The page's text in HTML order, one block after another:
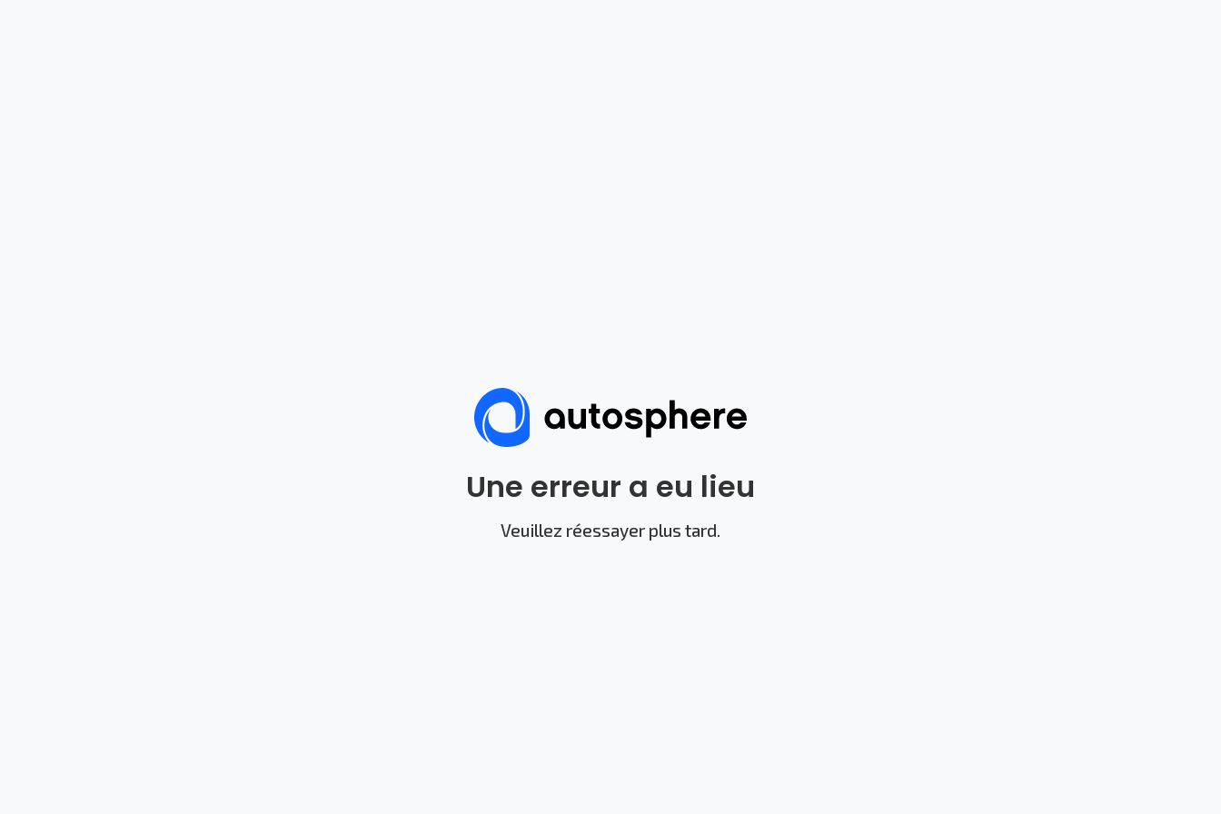
Une erreur a eu lieu
Veuillez réessayer plus tard.